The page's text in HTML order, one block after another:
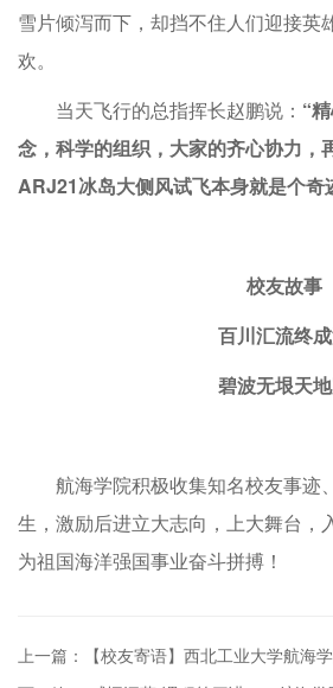
雪片倾泻而下，却挡不住人们迎接英
欢。
当天飞行的总指挥长赵鹏说： “
念，科学的组织，大家的齐心协力，
ARJ21冰岛大侧风试飞本身就是个奇
校友故事
百川汇流终
碧波无垠天
航海学院积极收集知名校友事迹
生，激励后进立大志向，上大舞台，
为祖国海洋强国事业奋斗拼搏！